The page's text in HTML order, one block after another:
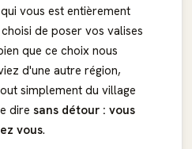
vous est entièrement
de poser vos valises
que ce choix nous
d'une autre région,
simplement du village
dire sans détour : vous
vous.